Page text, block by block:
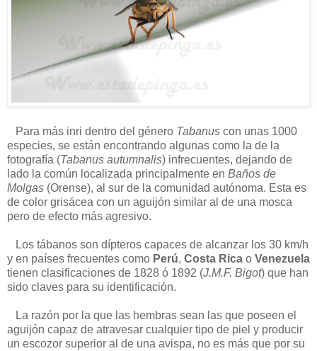
Para más inri dentro del género Tabanus con unas 1000
especies, se están encontrando algunas como la de la
fotografía (Tabanus autumnalis) infrecuentes, dejando de
lado la común localizada principalmente en Baños de
Molgas (Orense), al sur de la comunidad autónoma. Esta es
de color grisácea con un aguijón similar al de una mosca
pero de efecto más agresivo.
Los tábanos son dípteros capaces de alcanzar los 30 km/h
y en países frecuentes como Perú, Costa Rica o Venezuela
tienen clasificaciones de 1828 ó 1892 (J.M.F. Bigot) que han
sido claves para su identificación.
La razón por la que las hembras sean las que poseen el
aguijón capaz de atravesar cualquier tipo de piel y producir
un escozor superior al de una avispa, no es más que por su